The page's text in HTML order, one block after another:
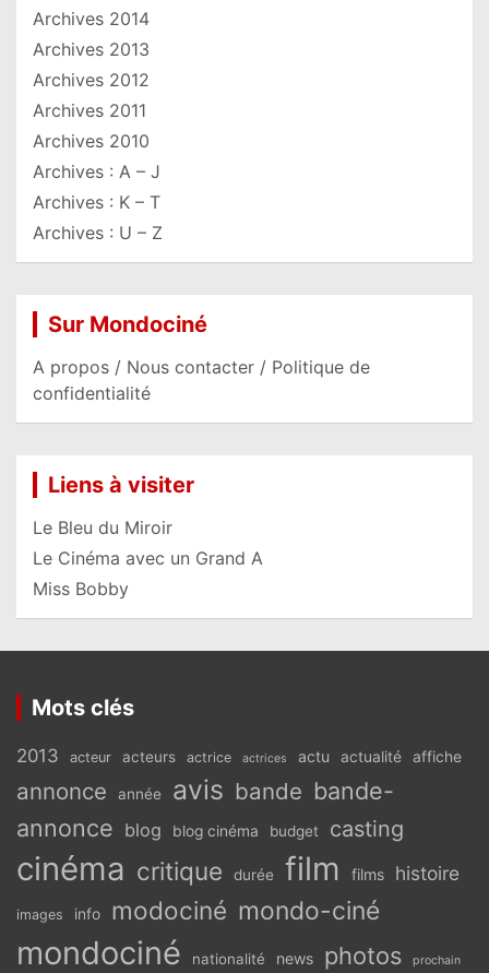
Archives 2014
Archives 2013
Archives 2012
Archives 2011
Archives 2010
Archives : A – J
Archives : K – T
Archives : U – Z
Sur Mondociné
A propos / Nous contacter / Politique de
confidentialité
Liens à visiter
Le Bleu du Miroir
Le Cinéma avec un Grand A
Miss Bobby
Mots clés
2013 acteur acteurs actrice actrices actu actualité affiche
annonce année avis bande bande-
annonce blog blog cinéma budget casting
cinéma critique durée film films histoire
images info modociné mondo-ciné
mondociné nationalité news photos prochain